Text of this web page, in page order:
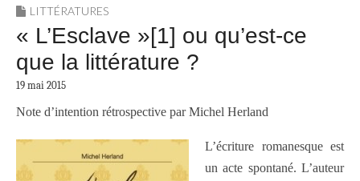
LITTÉRATURES
« L’Esclave »[1] ou qu’est-ce
que la littérature ?
19 mai 2015
Note d’intention rétrospective par Michel Herland
L’écriture romanesque est
un acte spontané. L’auteur